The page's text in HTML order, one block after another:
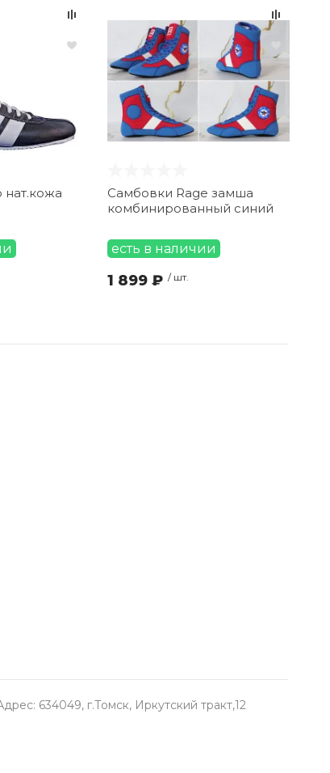
нат.кожа
Самбовки Rage замша
комбинированный синий
есть в наличии
1 899 ₽ / шт.
634049, г.Томск, Иркутский тракт,12